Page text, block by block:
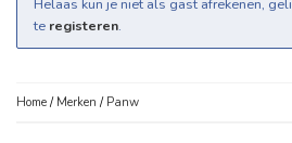
Helaas kun je niet als gast afrekenen,
te registeren.
Home / Merken / Panw